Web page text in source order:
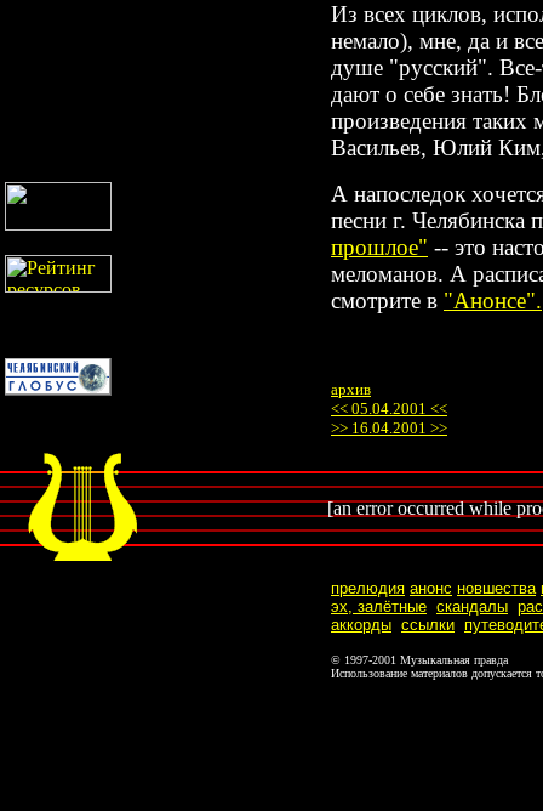
Из всех циклов,
немало), мне, да и
душе "русский". Все-
дают о себе знать!
произведения таких
Васильев, Юлий
А напоследок
песни г. Челябинска
прошлое" -- это
меломанов. А
смотрите в "Анонсе".
архив
<< 05.04.2001 <<
>> 16.04.2001 >>
[an error occurred while
прелюдия анонс новшества
эх, залётные скандалы
аккорды ссылки
© 1997-2001 Музыкальная правда
Использование материалов допускается